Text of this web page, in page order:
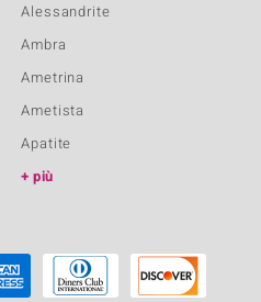
Alessandrite
Ambra
Ametrina
Ametista
Apatite
più